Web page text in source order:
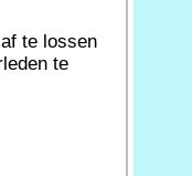
te lossen
te